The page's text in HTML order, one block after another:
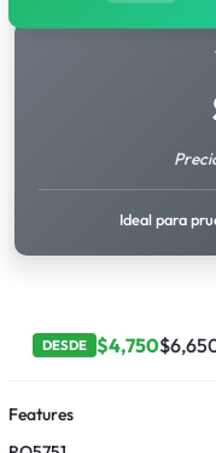
Ideal para
DESDE $4,750$
Features